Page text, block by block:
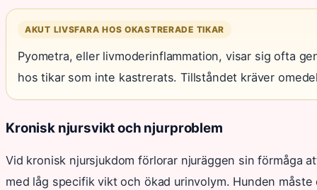
AKUT LIVSFARA HOS OKASTRERADE TIKAR
Pyometra, eller livmoderinflammation, visar sig ofta
hos tikar som inte kastrerats. Tillståndet kräver
Kronisk njursvikt och njurproblem
Vid kronisk njursjukdom förlorar njuräggen sin förmåga
med låg specifik vikt och ökad urinvolym. Hunden